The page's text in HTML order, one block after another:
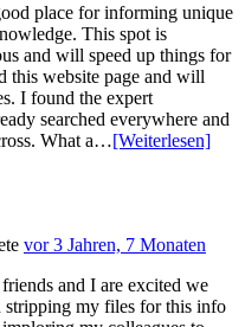
place for informing unique
This spot is
and will speed up things for
this website page and will
I found the expert
searched everywhere and
What a…[Weiterlesen]
vor 3 Jahren, 7 Monaten
and I are excited we
stripping my files for this info